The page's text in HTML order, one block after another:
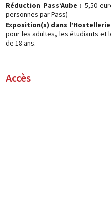
Réduction Pass’Aube : 5,50
personnes par Pass)
Exposition(s) dans
pour les adultes, les étudiants et
de 18 ans.
Accès